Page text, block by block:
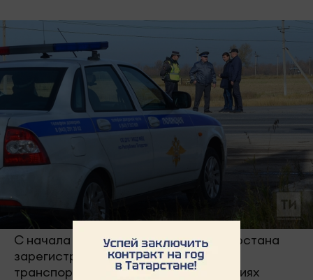
С начала 2026 года на дорогах Татарстана
зарегистрировали 1047 дорожно-
транспортных происшествий. В авариях